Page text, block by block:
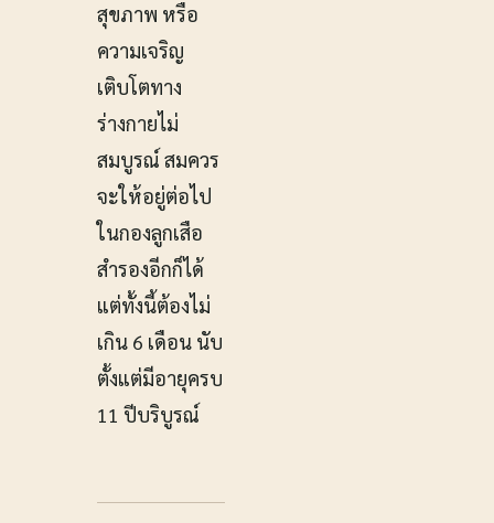
สุขภาพ หรือ
ความเจริญ
เติบโตทาง
ร่างกายไม่
สมบูรณ์ สมควร
จะให้อยู่ต่อไป
ในกองลูกเสือ
สำรองอีกก็ได้
แต่ทั้งนี้ต้องไม่
เกิน 6 เดือน นับ
ตั้งแต่มีอายุครบ
11 ปีบริบูรณ์